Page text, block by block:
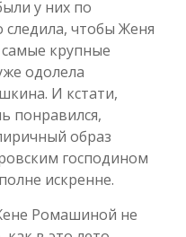
у них по
чтобы Женя
самые крупные
одолела
И кстати,
понравился,
образ
господином
искренне.
Ромашиной не